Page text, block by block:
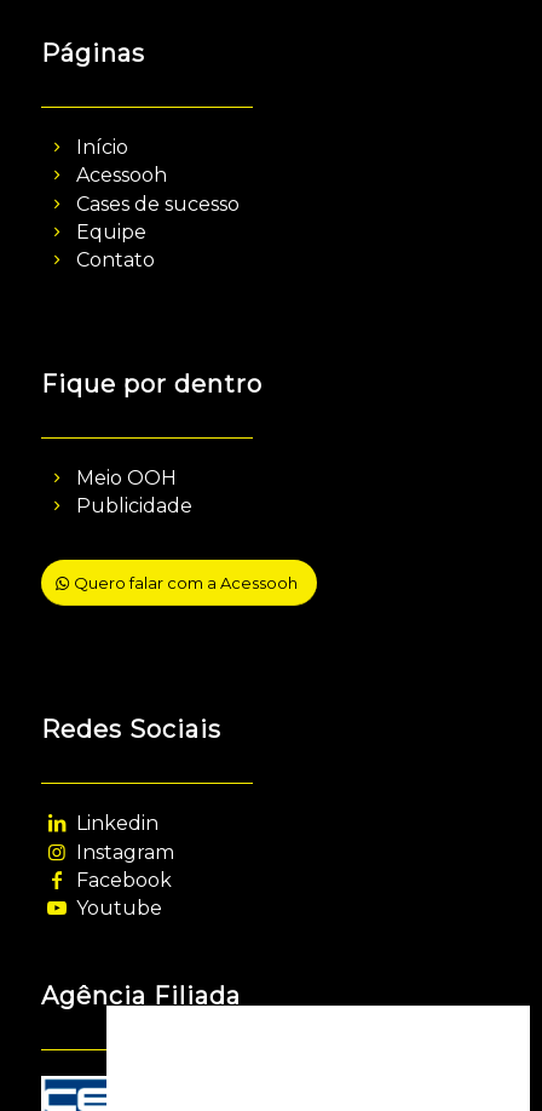
Páginas
Início
Acessooh
Cases de sucesso
Equipe
Contato
Fique por dentro
Meio OOH
Publicidade
Quero falar com a Acessooh
Redes Sociais
Linkedin
Instagram
Facebook
Youtube
Agência Filiada